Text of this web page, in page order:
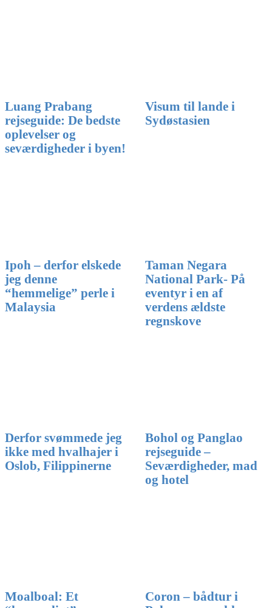
Luang Prabang
rejseguide: De bedste
oplevelser og
seværdigheder i byen!
Visum til lande i
Sydøstasien
Ipoh – derfor elskede
jeg denne
“hemmelige” perle i
Malaysia
Taman Negara
National Park- På
eventyr i en af
verdens ældste
regnskove
Derfor svømmede jeg
ikke med hvalhajer i
Oslob, Filippinerne
Bohol og Panglao
rejseguide –
Seværdigheder, mad
og hotel
Moalboal: Et
Coron – bådtur i